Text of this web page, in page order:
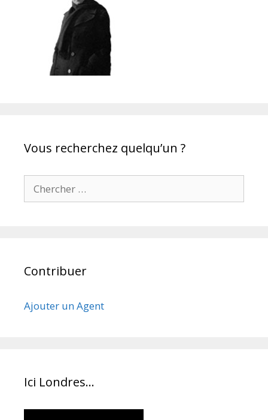
Vous recherchez quelqu’un ?
Chercher pour:
Contribuer
Ajouter un Agent
Ici Londres…